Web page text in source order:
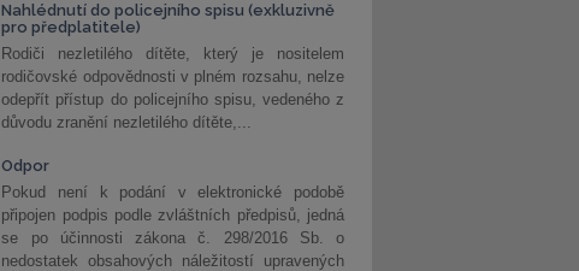
Nahlédnutí do policejního spisu (exkluzivně
pro předplatitele)
Rodiči nezletilého dítěte, který je nositelem
rodičovské odpovědnosti v plném rozsahu, nelze
odepřít přístup do policejního spisu, vedeného z
důvodu zranění nezletilého dítěte,...
Odpor
Pokud není k podání v elektronické podobě
připojen podpis podle zvláštních předpisů, jedná
se po účinnosti zákona č. 298/2016 Sb. o
nedostatek obsahových náležitostí upravených